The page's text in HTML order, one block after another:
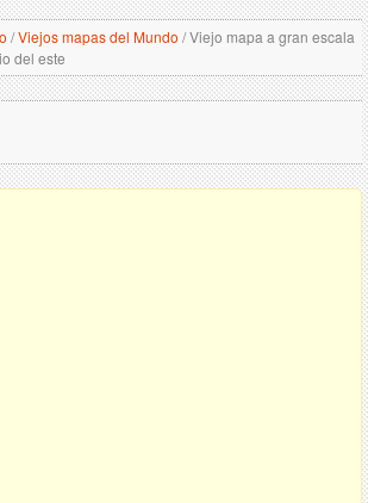
/Viejos mapas del Mundo /Viejo mapa a gran escala
del este